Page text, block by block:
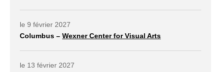
le 9 février 2027
Columbus – Wexner Center for Visual Arts
le 13 février 2027